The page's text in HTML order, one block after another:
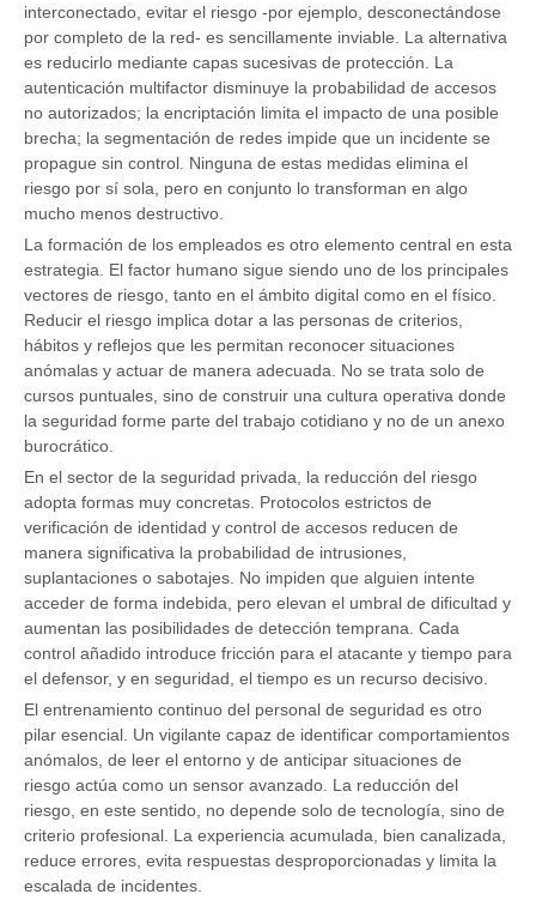
interconectado, evitar el riesgo -por ejemplo, desconectándose
por completo de la red- es sencillamente inviable. La alternativa
es reducirlo mediante capas sucesivas de protección. La
autenticación multifactor disminuye la probabilidad de accesos
no autorizados; la encriptación limita el impacto de una posible
brecha; la segmentación de redes impide que un incidente se
propague sin control. Ninguna de estas medidas elimina el
riesgo por sí sola, pero en conjunto lo transforman en algo
mucho menos destructivo.
La formación de los empleados es otro elemento central en esta
estrategia. El factor humano sigue siendo uno de los principales
vectores de riesgo, tanto en el ámbito digital como en el físico.
Reducir el riesgo implica dotar a las personas de criterios,
hábitos y reflejos que les permitan reconocer situaciones
anómalas y actuar de manera adecuada. No se trata solo de
cursos puntuales, sino de construir una cultura operativa donde
la seguridad forme parte del trabajo cotidiano y no de un anexo
burocrático.
En el sector de la seguridad privada, la reducción del riesgo
adopta formas muy concretas. Protocolos estrictos de
verificación de identidad y control de accesos reducen de
manera significativa la probabilidad de intrusiones,
suplantaciones o sabotajes. No impiden que alguien intente
acceder de forma indebida, pero elevan el umbral de dificultad y
aumentan las posibilidades de detección temprana. Cada
control añadido introduce fricción para el atacante y tiempo para
el defensor, y en seguridad, el tiempo es un recurso decisivo.
El entrenamiento continuo del personal de seguridad es otro
pilar esencial. Un vigilante capaz de identificar comportamientos
anómalos, de leer el entorno y de anticipar situaciones de
riesgo actúa como un sensor avanzado. La reducción del
riesgo, en este sentido, no depende solo de tecnología, sino de
criterio profesional. La experiencia acumulada, bien canalizada,
reduce errores, evita respuestas desproporcionadas y limita la
escalada de incidentes.